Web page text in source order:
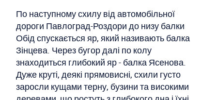
По наступному схилу від автомобільної
дороги Павлоград-Роздори до низу балки
Обід спускається яр, який називають балка
Зінцева. Через бугор далі по колу
знаходиться глибокий яр - балка Ясенова.
Дуже круті, деякі прямовисні, схили густо
заросли кущами терну, бузини та високими